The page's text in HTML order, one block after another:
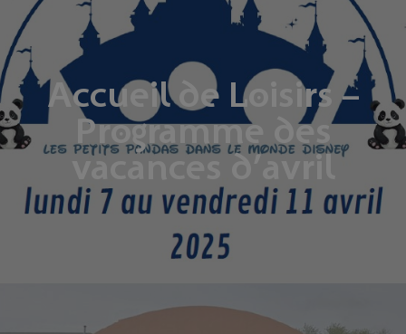
Accueil de Loisirs –
Programme des
vacances d’avril